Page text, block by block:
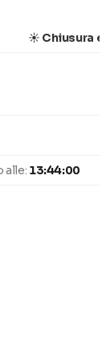
☀️Chiusura
alle: 13:44:00